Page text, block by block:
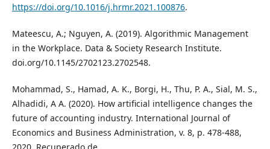
https://doi.org/10.1016/j.hrmr.2021.100876.
Mateescu, A.; Nguyen, A. (2019). Algorithmic Management
in the Workplace. Data & Society Research Institute.
doi.org/10.1145/2702123.2702548.
Mohammad, S., Hamad, A. K., Borgi, H., Thu, P. A., Sial, M. S.,
Alhadidi, A A. (2020). How artificial intelligence changes the
future of accounting industry. International Journal of
Economics and Business Administration, v. 8, p. 478-488,
2020. Recuperado de